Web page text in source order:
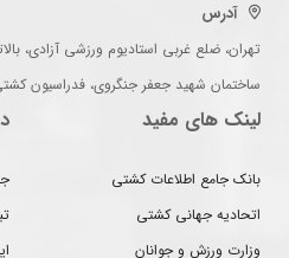
آدرس
تهران، ضلع غربی استادیوم ورزشی آزادی،
ساختمان شهید جعفر جنگروی، فدراسیون
لینک های مفید
بانک جامع اطلاعات کشتی
اتحادیه جهانی کشتی
وزارت ورزش و جوانان